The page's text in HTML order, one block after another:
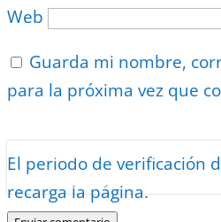
Web
Guarda mi nombre,
para la próxima vez que
El periodo de verificación
recarga la página.
Protegidos por reCAPTCHA
Términos